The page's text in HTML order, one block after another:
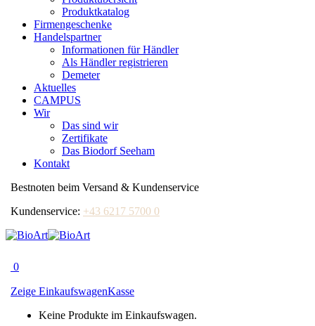
Produktkatalog
Firmengeschenke
Handelspartner
Informationen für Händler
Als Händler registrieren
Demeter
Aktuelles
CAMPUS
Wir
Das sind wir
Zertifikate
Das Biodorf Seeham
Kontakt
Bestnoten beim Versand & Kundenservice
Kundenservice: +43 6217 5700 0
0
Zeige EinkaufswagenKasse
Keine Produkte im Einkaufswagen.